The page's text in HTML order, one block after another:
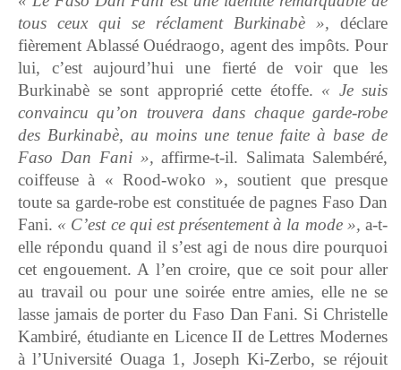
tous ceux qui se réclament Burkinabè », déclare
fièrement Ablassé Ouédraogo, agent des impôts. Pour
lui, c’est aujourd’hui une fierté de voir que les
Burkinabè se sont approprié cette étoffe. « Je suis
convaincu qu’on trouvera dans chaque garde-robe
des Burkinabè, au moins une tenue faite à base de
Faso Dan Fani »,affirme-t-il. Salimata Salembéré,
coiffeuse à « Rood-woko », soutient que presque
toute sa garde-robe est constituée de pagnes Faso Dan
Fani. « C’est ce qui est présentement à la mode »,a-t-
elle répondu quand il s’est agi de nous dire pourquoi
cet engouement. A l’en croire, que ce soit pour aller
au travail ou pour une soirée entre amies, elle ne se
lasse jamais de porter du Faso Dan Fani. Si Christelle
Kambiré, étudiante en Licence II de Lettres Modernes
à l’Université Ouaga 1, Joseph Ki-Zerbo, se réjouit